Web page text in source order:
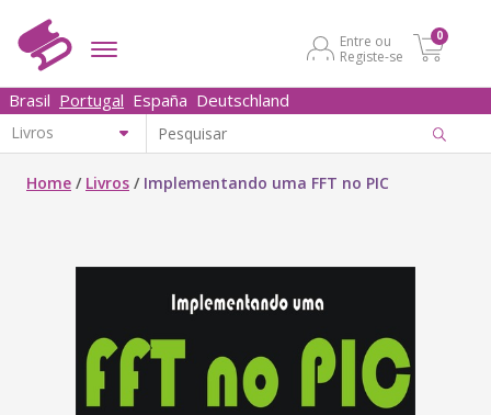
Entre ou
Registe-se
0
Brasil Portugal España Deutschland
Home / Livros / Implementando uma FFT no PIC